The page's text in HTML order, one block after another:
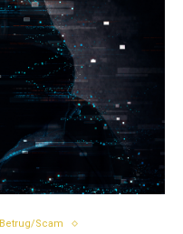
Betrug/Scam